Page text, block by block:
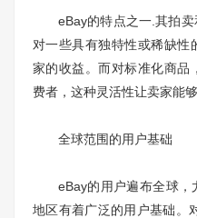
eBay的特点之一.其拍卖
对一些具有独特性或稀缺性
家的收益。而对标准化商品
费者，这种灵活性让卖家能
全球范围的用户基础
eBay的用户遍布全球，
地区有着广泛的用户基础。